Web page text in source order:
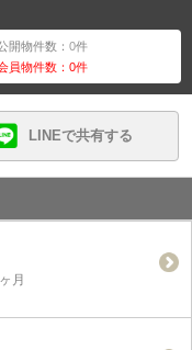
開物件数：0件
員物件数：0件
LINEで共有する
月